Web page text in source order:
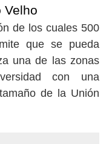
Velho
de los cuales 500
que se pueda
una de las zonas
con una
de la Unión